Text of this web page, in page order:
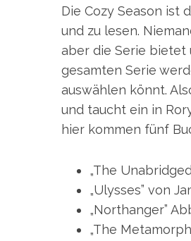
Die Cozy Season ist
und zu lesen.
aber die Serie bietet
gesamten Serie
auswählen könnt.
und taucht ein in
hier kommen fünf
„The
„Ulysses” von
„Northanger”
„The
r